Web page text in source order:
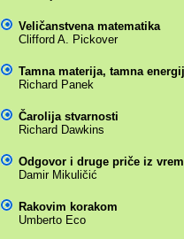
Veličanstvena matematika
Clifford A. Pickover
Tamna materija, tamna
Richard Panek
Čarolija stvarnosti
Richard Dawkins
Odgovor i druge priče iz
Damir Mikuličić
Rakovim korakom
Umberto Eco